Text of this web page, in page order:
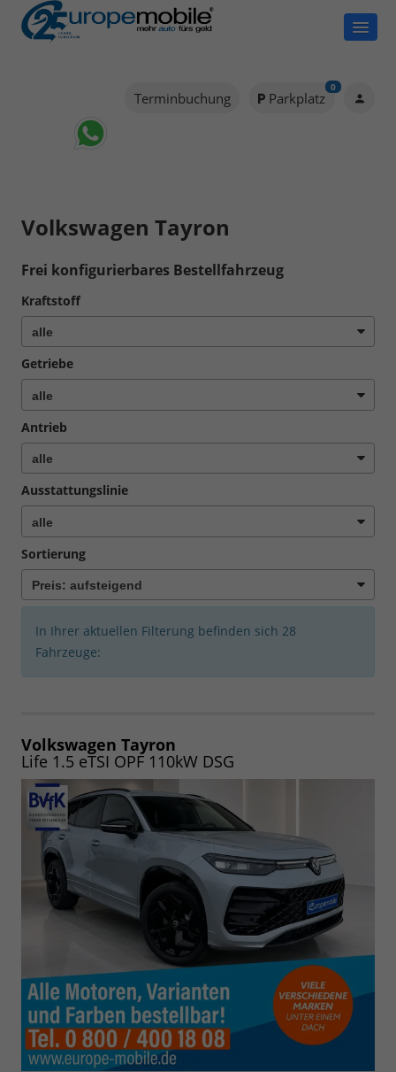
Terminbuchung Parkplatz
0
Volkswagen Tayron
Frei konfigurierbares Bestellfahrzeug
Kraftstoff
Getriebe
Antrieb
Ausstattungslinie
Sortierung
In Ihrer aktuellen Filterung befinden sich 28
Fahrzeuge:
Volkswagen Tayron
Life 1.5 eTSI OPF 110kW DSG